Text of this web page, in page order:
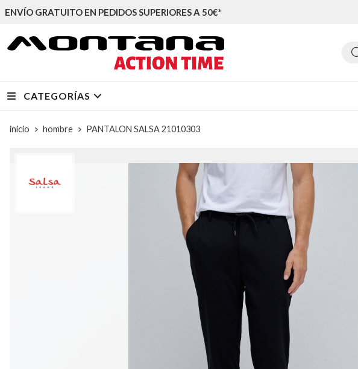
ENVÍO GRATUITO EN PEDIDOS SUPERIORES A 50€*
CATEGORÍAS
inicio hombre PANTALON SALSA 21010303